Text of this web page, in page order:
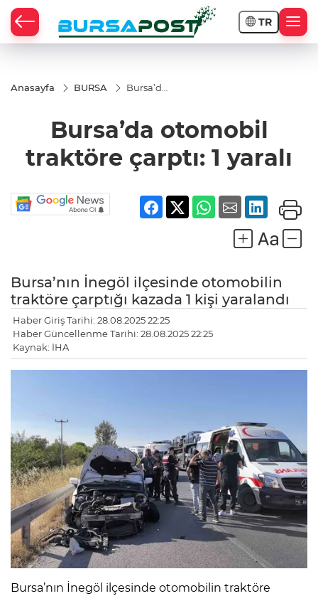
TR
Anasayfa BURSA
Bursa’da
çarptı: 1
yaralı
Bursa’da otomobil
traktöre çarptı: 1 yaralı
Bursa’nın İnegöl ilçesinde otomobilin
traktöre çarptığı kazada 1 kişi yaralandı
Haber Giriş Tarihi: 28.08.2025 22:25
Haber Güncellenme Tarihi: 28.08.2025 22:25
Kaynak: İHA
Bursa’nın İnegöl ilçesinde otomobilin traktöre